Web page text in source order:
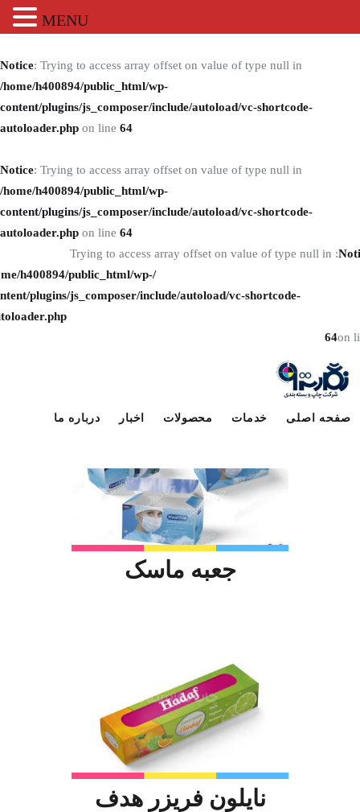
Notice: Trying to access array offset on value of type null in
/home/h400894/public_html/wp-
content/plugins/js_composer/include/autoload/vc-shortcode-
autoloader.php on line 64
Notice: Trying to access array offset on value of type null in
/home/h400894/public_html/wp-
content/plugins/js_composer/include/autoload/vc-shortcode-
autoloader.php on line 64
: Trying to access array offset on value of type null in
h400894/public_html/wp-
plugins/js_composer/include/autoload/vc-shortcode-
on
64
درباره ما اخبار محصولات خدمات صفحه اصلی
نگارستان
شرکت چاپ و بسته بندی
محصولات
خدمات
صفحه اصلی
جعبه ماسک
جعبه ماسک
نایلون فریزر هدف
MENU